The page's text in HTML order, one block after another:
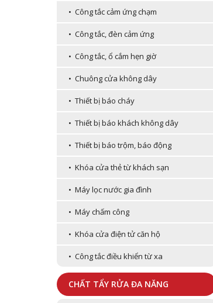
• Công tắc cảm ứng chạm
• Công tắc, đèn cảm ứng
• Công tắc, ổ cắm hẹn giờ
• Chuông cửa không dây
• Thiết bị báo cháy
• Thiết bị báo khách không dây
• Thiết bị báo trộm, báo động
• Khóa cửa thẻ từ khách sạn
• Máy lọc nước gia đình
• Máy chấm công
• Khóa cửa điện tử căn hộ
• Công tắc điều khiển từ xa
CHẤT TẨY RỬA ĐA NĂNG